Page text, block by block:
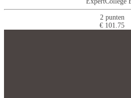
2 punten
€ 101.75